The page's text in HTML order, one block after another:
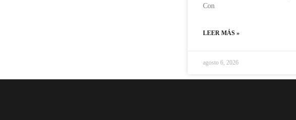
Con
LEER MÁS »
agosto 6, 2026